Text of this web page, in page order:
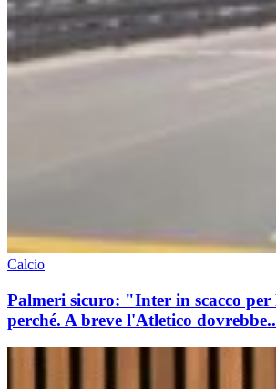
Calcio
Palmeri sicuro: "Inter in scacco per
perché. A breve l'Atletico